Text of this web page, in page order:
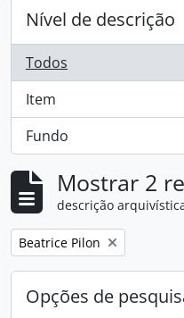
Nível de descrição
Todos
Item
, 1 resultados
Fundo
, 1 resultados
Mostrar 2
descrição
Remove filter:
Beatrice Pilon
Opções de